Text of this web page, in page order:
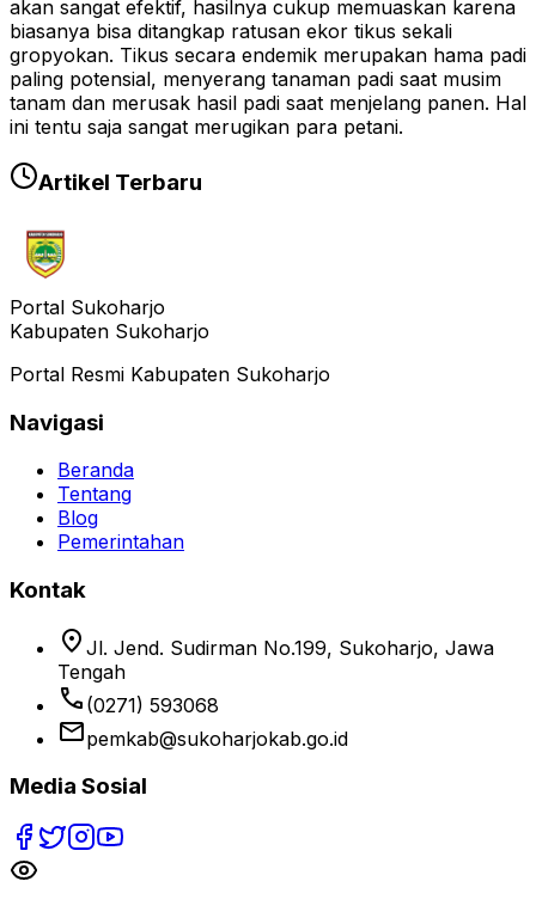
akan sangat efektif, hasilnya cukup memuaskan karena
biasanya bisa ditangkap ratusan ekor tikus sekali
gropyokan. Tikus secara endemik merupakan hama padi
paling potensial, menyerang tanaman padi saat musim
tanam dan merusak hasil padi saat menjelang panen. Hal
ini tentu saja sangat merugikan para petani.
Artikel Terbaru
Portal Sukoharjo
Kabupaten Sukoharjo
Portal Resmi Kabupaten Sukoharjo
Navigasi
Beranda
Tentang
Blog
Pemerintahan
Kontak
location_on Jl. Jend. Sudirman No.199, Sukoharjo, Jawa
Tengah
phone (0271) 593068
emailpemkab@sukoharjokab.go.id
Media Sosial